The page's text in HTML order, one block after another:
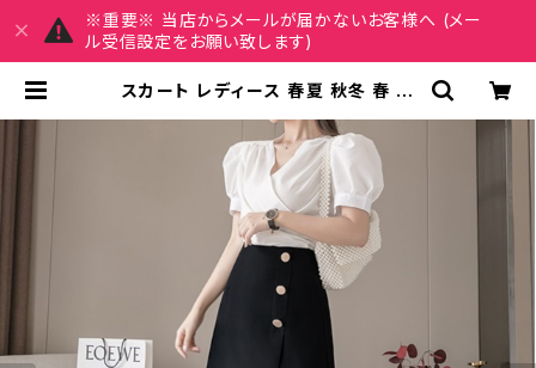
※重要※ 当店からメールが届かないお客様へ (メー
ル受信設定をお願い致します)
スカート レディース 春夏 秋冬 春 夏
丈 ミモレ丈 ミモレスカート ひざ丈ス
カート 韓国 ファッション きれいめ オ
フィスカジュアル 上品 ミディアム ひざ
下 ひざ丈 ブラック アイボリー オフィ
ス カジュアル OL 上品 大人 10代 20
代 30代 40代 C-SAW0029 | REI
RSE レイルセ 20代,30代,40代 レ
ディースファッション 通販